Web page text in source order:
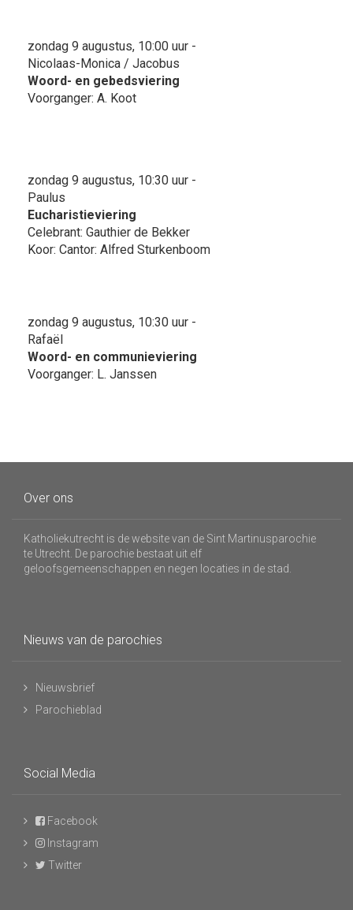
zondag 9 augustus, 10:00 uur -
Nicolaas-Monica / Jacobus
Woord- en gebedsviering
Voorganger: A. Koot
zondag 9 augustus, 10:30 uur -
Paulus
Eucharistieviering
Celebrant: Gauthier de Bekker
Koor: Cantor: Alfred Sturkenboom
zondag 9 augustus, 10:30 uur -
Rafaël
Woord- en communieviering
Voorganger: L. Janssen
Over ons
Katholiekutrecht is de website van de Sint Martinusparochie
te Utrecht. De parochie bestaat uit elf
geloofsgemeenschappen en negen locaties in de stad.
Nieuws van de parochies
Nieuwsbrief
Parochieblad
Social Media
Facebook
Instagram
Twitter